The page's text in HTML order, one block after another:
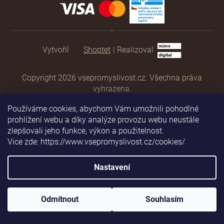
Používáme cookies, abychom Vám umožnili pohodlné
prohlížení webu a díky analýze provozu webu neustále
zlepšovali jeho funkce, výkon a použitelnost.
Vice zde: https://www.vsepromyslivost.cz/cookies/
Nastavení
Odmítnout Souhlasím
Shoptet | Realizoval
Copyright 2026 vsepromyslivost.cz . Všechna práva
vyhrazena.